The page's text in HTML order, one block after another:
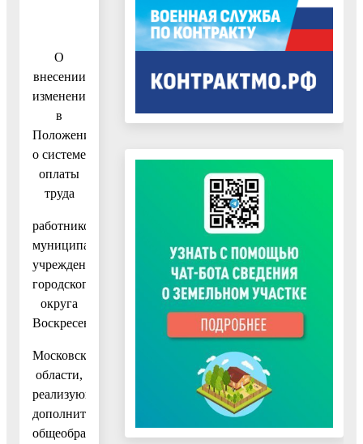
О
внесении
изменений
в
Положение
о системе
оплаты
труда
работников
муниципальных
учреждений
городского
округа
Воскресенск
Московской
области,
реализующих
дополнительные
общеобразовательные